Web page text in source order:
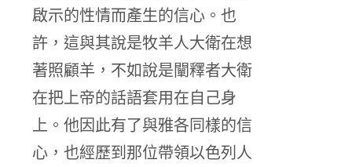
啟示的性情而產生的信心。也
許，這與其說是牧羊人大衛在想
著照顧羊，不如說是闡釋者大衛
在把上帝的話語套用在自己身
上。他因此有了與雅各同樣的信
心，也經歷到那位帶領以色列人